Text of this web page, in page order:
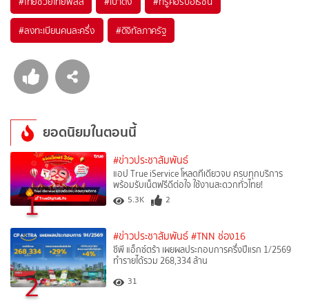
#ลงทะเบียนคนละครึ่ง #ดิจิทัลภาครัฐ
ยอดนิยมในตอนนี้
1
#ข่าวประชาสัมพันธ์
แอป True iService โหลดทีเดียวจบ ครบทุกบริการ
พร้อมรับเน็ตฟรีดีต่อใจ ใช้งานสะดวกทั่วไทย!
5.3K 2
2
#ข่าวประชาสัมพันธ์ #TNN ช่อง16
ซีพี แอ็กซ์ตร้า เผยผลประกอบการครึ่งปีแรก 1/2569
ทำรายได้รวม 268,334 ล้าน
31